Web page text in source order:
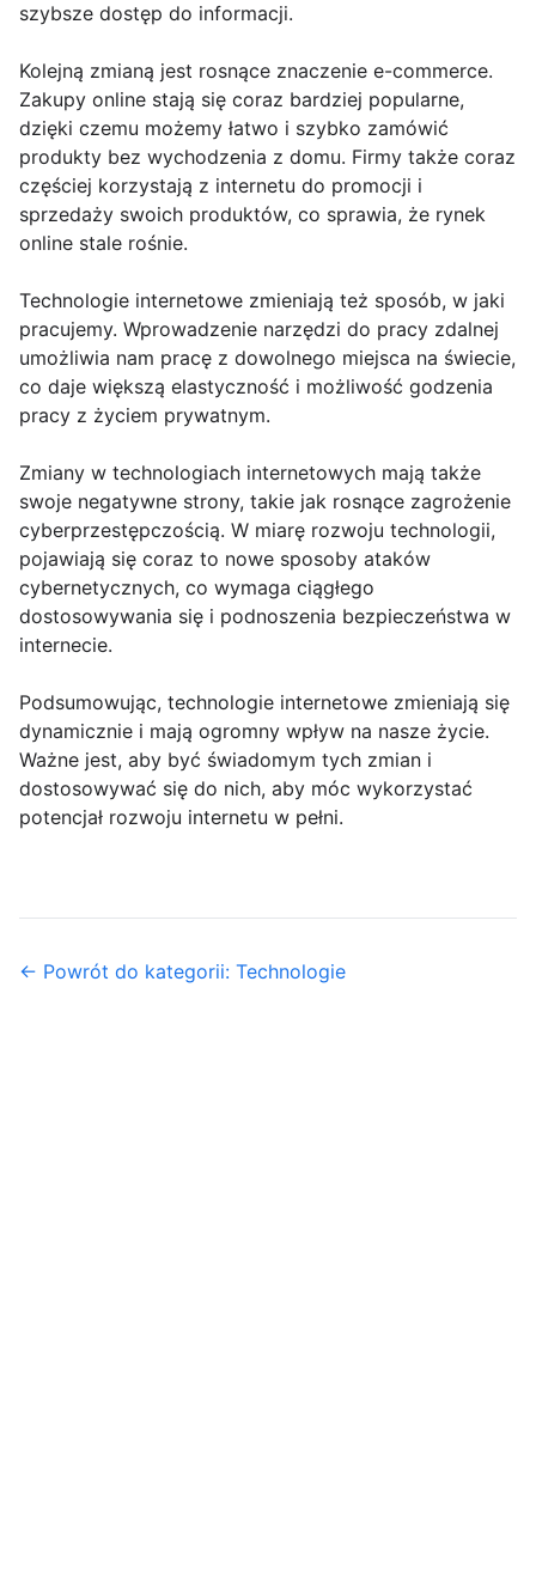
szybsze dostęp do informacji.
Kolejną zmianą jest rosnące znaczenie e-commerce.
Zakupy online stają się coraz bardziej popularne,
dzięki czemu możemy łatwo i szybko zamówić
produkty bez wychodzenia z domu. Firmy także coraz
częściej korzystają z internetu do promocji i
sprzedaży swoich produktów, co sprawia, że rynek
online stale rośnie.
Technologie internetowe zmieniają też sposób, w jaki
pracujemy. Wprowadzenie narzędzi do pracy zdalnej
umożliwia nam pracę z dowolnego miejsca na świecie,
co daje większą elastyczność i możliwość godzenia
pracy z życiem prywatnym.
Zmiany w technologiach internetowych mają także
swoje negatywne strony, takie jak rosnące zagrożenie
cyberprzestępczością. W miarę rozwoju technologii,
pojawiają się coraz to nowe sposoby ataków
cybernetycznych, co wymaga ciągłego
dostosowywania się i podnoszenia bezpieczeństwa w
internecie.
Podsumowując, technologie internetowe zmieniają się
dynamicznie i mają ogromny wpływ na nasze życie.
Ważne jest, aby być świadomym tych zmian i
dostosowywać się do nich, aby móc wykorzystać
potencjał rozwoju internetu w pełni.
← Powrót do kategorii: Technologie